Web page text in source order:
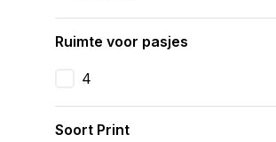
Ruimte voor pasjes
4
Soort Print